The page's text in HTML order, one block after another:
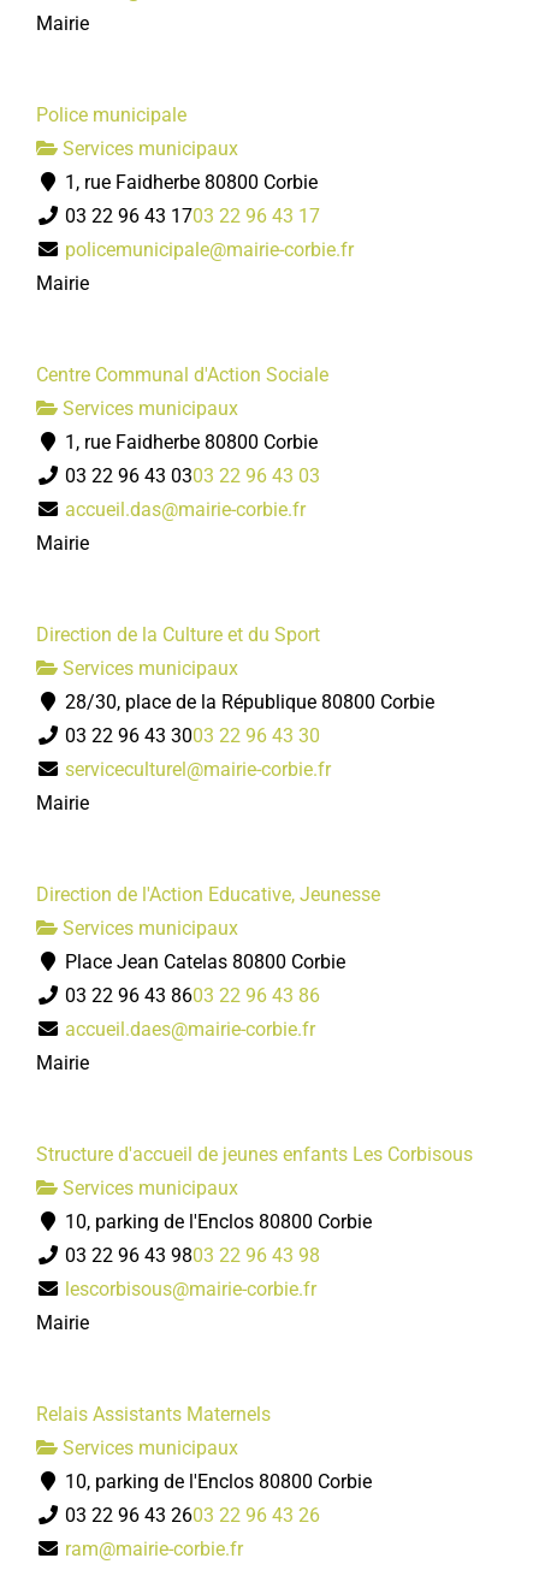
Mairie
Police municipale
Services municipaux
1, rue Faidherbe 80800 Corbie
03 22 96 43 1703 22 96 43 17
policemunicipale@mairie-corbie.fr
Mairie
Centre Communal d'Action Sociale
Services municipaux
1, rue Faidherbe 80800 Corbie
03 22 96 43 0303 22 96 43 03
accueil.das@mairie-corbie.fr
Mairie
Direction de la Culture et du Sport
Services municipaux
28/30, place de la République 80800 Corbie
03 22 96 43 3003 22 96 43 30
serviceculturel@mairie-corbie.fr
Mairie
Direction de l'Action Educative, Jeunesse
Services municipaux
Place Jean Catelas 80800 Corbie
03 22 96 43 8603 22 96 43 86
accueil.daes@mairie-corbie.fr
Mairie
Structure d'accueil de jeunes enfants Les Corbisous
Services municipaux
10, parking de l'Enclos 80800 Corbie
03 22 96 43 9803 22 96 43 98
lescorbisous@mairie-corbie.fr
Mairie
Relais Assistants Maternels
Services municipaux
10, parking de l'Enclos 80800 Corbie
03 22 96 43 2603 22 96 43 26
ram@mairie-corbie.fr